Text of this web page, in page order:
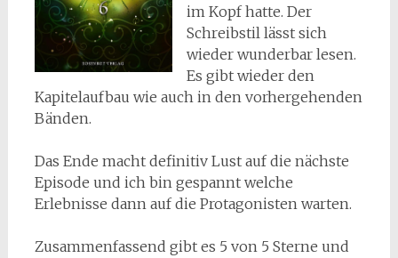
im Kopf hatte. Der
Schreibstil lässt sich
wieder wunderbar lesen.
Es gibt wieder den
Kapitelaufbau wie auch in den vorhergehenden
Bänden.
Das Ende macht definitiv Lust auf die nächste
Episode und ich bin gespannt welche
Erlebnisse dann auf die Protagonisten warten.
Zusammenfassend gibt es 5 von 5 Sterne und